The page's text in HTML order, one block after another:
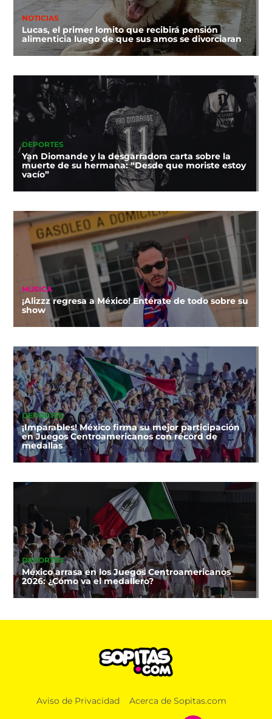
NOTICIAS
Lucas, el primer lomito que recibirá pensión
alimenticia luego de que sus amos se divorciaran
DEPORTES
Yan Diomande y la desgarradora carta sobre la
muerte de su hermana: “Desde que moriste estoy
vacío”
MÚSICA
¡Alizzz regresa a México! Entérate de todo sobre su
show
DEPORTES
¡Imparables! México firma su mejor participación
en Juegos Centroamericanos con récord de
medallas
DEPORTES
México arrasa en los Juegos Centroamericanos
2026: ¿Cómo va el medallero?
Aviso de Privacidad Acerca de Sopitas.com